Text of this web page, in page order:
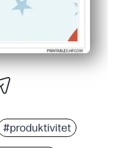
#produktivitet